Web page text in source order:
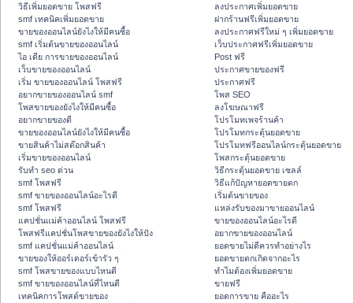
วิธีเพิ่มยอดขาย โพสฟรี
smf เทคนิคเพิ่มยอดขาย
ขายของออนไลน์ยังไงให้มีคนซื้อ
smf เริ่มต้นขายของออนไลน์
ไอ เดีย การขายของออนไลน์
เว็บขายของออนไลน์
เริ่ม ขายของออนไลน์ โพสฟรี
อยากขายของออนไลน์ smf
โพสขายของยังไงให้มีคนซื้อ
อยากขายของดี
ขายของออนไลน์ยังไงให้มีคนซื้อ
ขายสินค้าไม่สต๊อกสินค้า
เริ่มขายของออนไลน์
รับทำ seo ด่วน
smf โพสฟรี
smf ขายของออนไลน์อะไรดี
smf โพสฟรี
แคปชั่นแม่ค้าออนไลน์ โพสฟรี
โพสฟรีแคปชั่นโพสขายของยังไงให้ปัง
smf แคปชั่นแม่ค้าออนไลน์
ขายของให้ออร์เดอร์เข้ารัว ๆ
smf โพสขายของแบบไหนดี
smf ขายของออนไลน์ที่ไหนดี
เทคนิคการโพสต์ขายของ
ลงประกาศเพิ่มยอดขาย
ฝากร้านฟรีเพิ่มยอดขาย
ลงประกาศฟรีใหม่ ๆ เพิ่มยอดขาย
เว็บประกาศฟรีเพิ่มยอดขาย
Post ฟรี
ประกาศขายของฟรี
ประกาศฟรี
โพส SEO
ลงโฆษณาฟรี
โปรโมทเพจร้านค้า
โปรโมทกระตุ้นยอดขาย
โปรโมทฟรีออนไลน์กระตุ้นยอดขาย
โพสกระตุ้นยอดขาย
วิธีกระตุ้นยอดขาย เซลล์
วิธีแก้ปัญหายอดขายตก
เริ่มต้นขายของ
แหล่งรับของมาขายออนไลน์
ขายของออนไลน์อะไรดี
อยากขายของออนไลน์
ยอดขายไม่ดีควรทำอย่างไร
ยอดขายตกเกิดจากอะไร
ทำไมต้องเพิ่มยอดขาย
ขายฟรี
ยอดการขาย คืออะไร